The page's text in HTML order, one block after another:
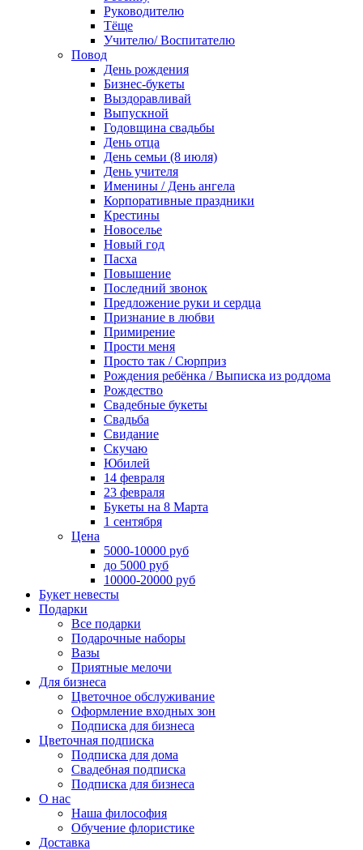
Руководителю
Тёще
Учителю/ Воспитателю
Повод
День рождения
Бизнес-букеты
Выздоравливай
Выпускной
Годовщина свадьбы
День отца
День семьи (8 июля)
День учителя
Именины / День ангела
Корпоративные праздники
Крестины
Новоселье
Новый год
Пасха
Повышение
Последний звонок
Предложение руки и сердца
Признание в любви
Примирение
Прости меня
Просто так / Сюрприз
Рождения ребёнка / Выписка из роддома
Рождество
Свадебные букеты
Свадьба
Свидание
Скучаю
Юбилей
14 февраля
23 февраля
Букеты на 8 Марта
1 сентября
Цена
5000-10000 руб
до 5000 руб
10000-20000 руб
Букет невесты
Подарки
Все подарки
Подарочные наборы
Вазы
Приятные мелочи
Для бизнеса
Цветочное обслуживание
Оформление входных зон
Подписка для бизнеса
Цветочная подписка
Подписка для дома
Свадебная подписка
Подписка для бизнеса
О нас
Наша философия
Обучение флористике
Доставка